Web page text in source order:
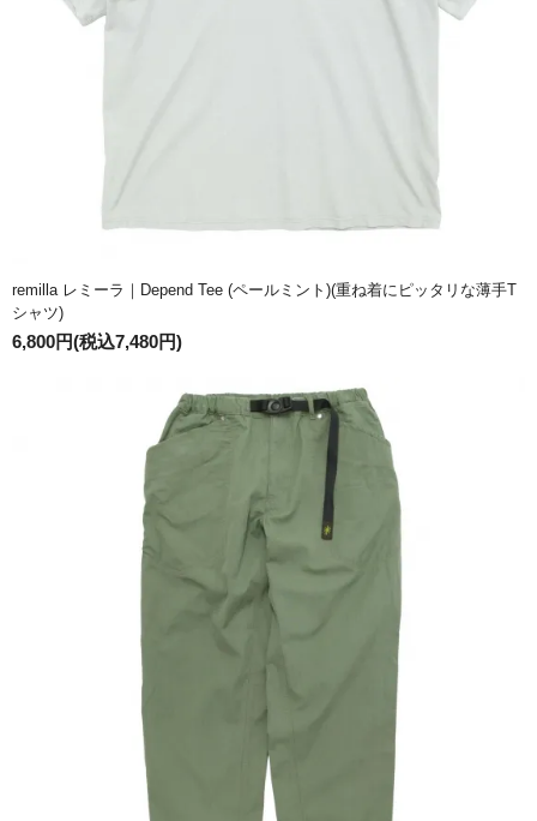
remilla レミーラ｜Depend Tee (ペールミント)(重ね着にピッタリな薄手T
シャツ)
6,800円(税込7,480円)